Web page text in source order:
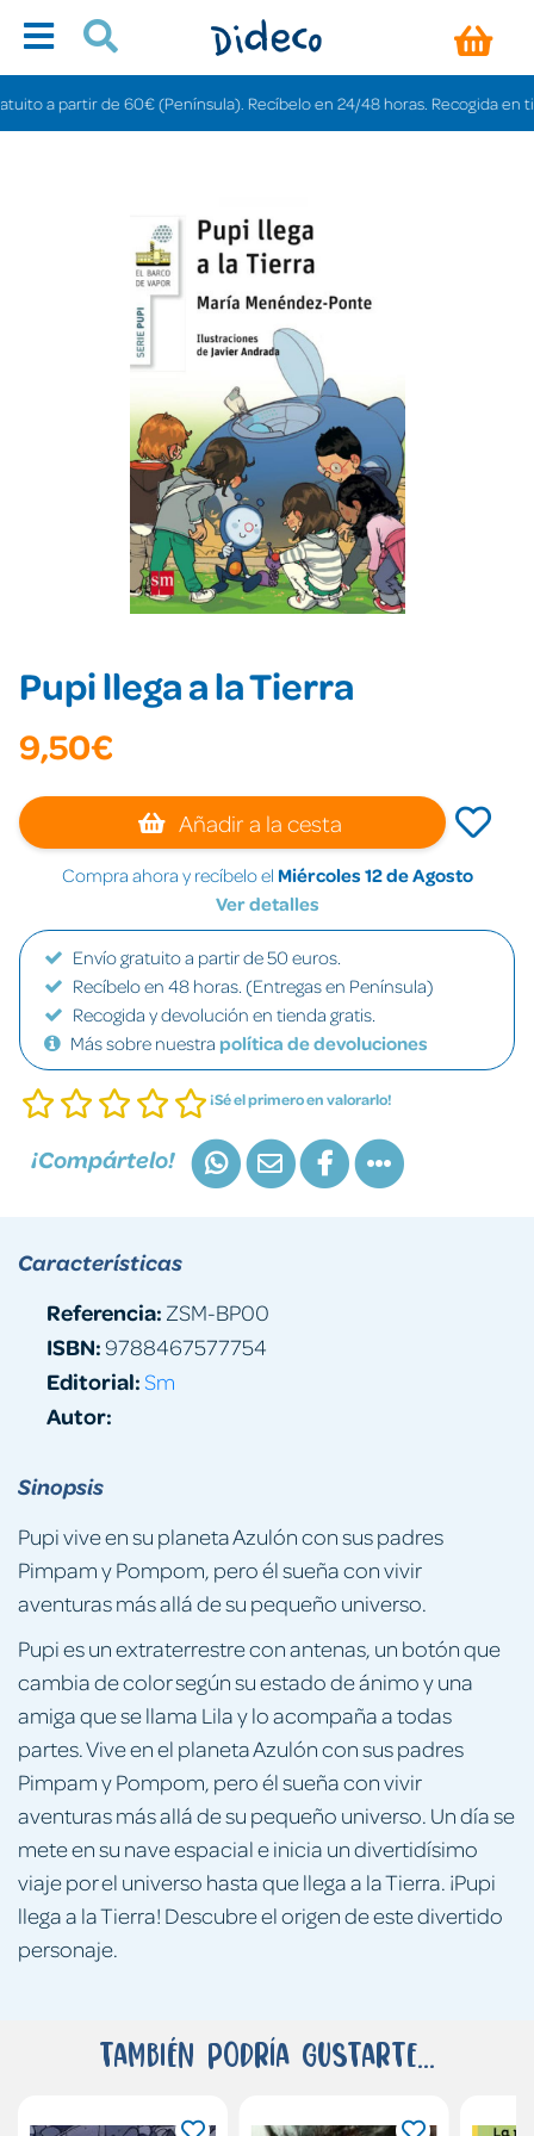
a partir de 60€ (Península). Recíbelo en 24/48 horas. Recogida en
Pupi llega a la Tierra
9,50€
Añadir a la cesta
Compra ahora y recíbelo el Miércoles 12 de Agosto
Ver detalles
Envío gratuito a partir de 50 euros.
Recíbelo en 48 horas. (Entregas en Península)
Recogida y devolución en tienda gratis.
Más sobre nuestra política de devoluciones
¡Sé el primero en valorarlo!
¡Compártelo!
Sinopsis
Pupi vive en su planeta Azulón con sus padres
Pimpam y Pompom, pero él sueña con vivir
aventuras más allá de su pequeño universo.
Pupi es un extraterrestre con antenas, un botón que
cambia de color según su estado de ánimo y una
amiga que se llama Lila y lo acompaña a todas
partes. Vive en el planeta Azulón con sus padres
Pimpam y Pompom, pero él sueña con vivir
aventuras más allá de su pequeño universo. Un día se
mete en su nave espacial e inicia un divertidísimo
viaje por el universo hasta que llega a la Tierra. ¡Pupi
llega a la Tierra! Descubre el origen de este divertido
personaje.
Características
Referencia: ZSM-BP00
ISBN:9788467577754
Editorial:Sm
Autor:
También podría gustarte...